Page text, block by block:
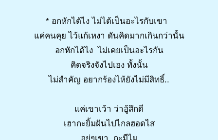
* อกหักได้ไง ไม่ได้เป็นอะไรกับเขา
แค่คนคุย ไว้แก้เหงา ดันคิดมากเกินกว่านั้น
อกหักได้ไง ไม่เคยเป็นอะไรกัน
คิดจริงจังไปเอง ทั้งนั้น
ไม่สำคัญ อยากร้องไห้ยังไม่มีสิทธิ์..
แค่เขาเว้า ว่าฮู้สึกดี
เฮากะยิ้มฝันไปไกลฮอดไส